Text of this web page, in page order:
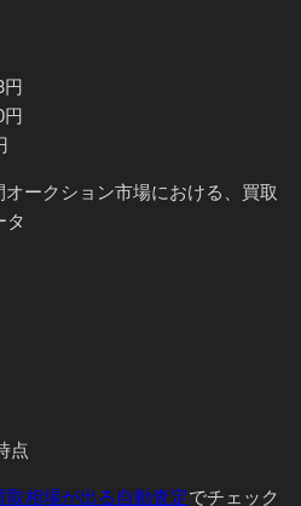
ークション市場における、買取
タ
点
取相場が出る自動査定でチェック